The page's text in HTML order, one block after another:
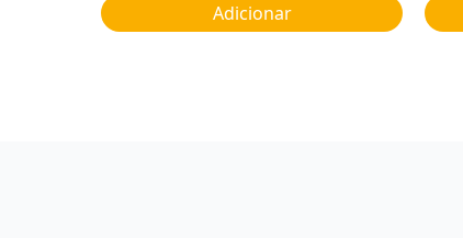
Adicionar